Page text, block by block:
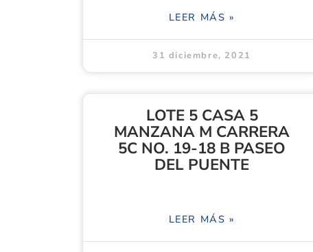
LEER MÁS »
31 diciembre, 2021
LOTE 5 CASA 5
MANZANA M CARRERA
5C NO. 19-18 B PASEO
DEL PUENTE
LEER MÁS »